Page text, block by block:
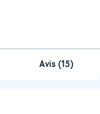
Avis (15)